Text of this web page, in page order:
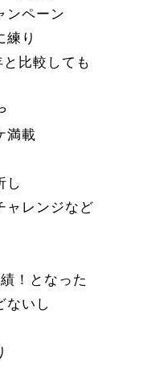
ンペーン
練り
比較しても
満載
し
ャレンジなど
！となった
ないし